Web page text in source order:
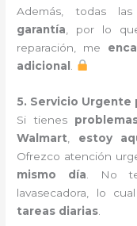
Además, todas
garantía , por lo
reparación, me
adicional
5. Servicio Urgente
Si tienes
Walmart
estoy
Ofrezco atención
mismo día . No
lavasecadora, lo
tareas diarias